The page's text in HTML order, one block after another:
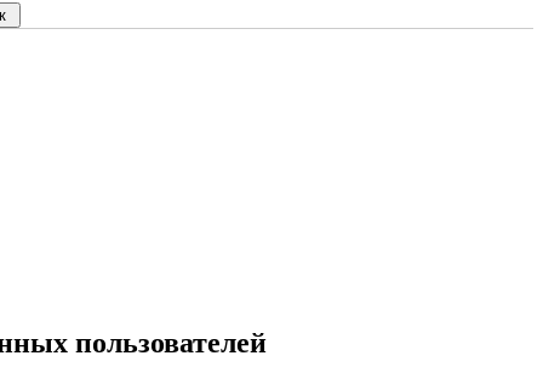
пользователей